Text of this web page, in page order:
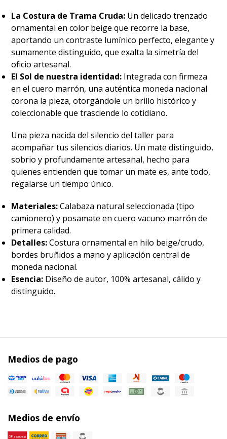
La Costura de Trama Cruda: Un delicado trenzado
ornamental en color beige que recorre la base,
aportando un contraste lumínico perfecto, elegante y
sumamente distinguido, que exalta la simetría del
oficio artesanal.
El Sol de nuestra identidad: Integrada con firmeza
en el cuero marrón, una auténtica moneda nacional
corona la pieza, otorgándole un brillo histórico y
coleccionable que trasciende lo cotidiano.
​Una pieza nacida del silencio del taller para
acompañar tus silencios diarios. Un mate distinguido,
sobrio y profundamente artesanal, hecho para
quienes entienden que tomar un mate es, ante todo,
regalarse un tiempo único.
Materiales:Calabaza natural seleccionada (tipo
camionero) y posamate en cuero vacuno marrón de
primera calidad.
Detalles:Costura ornamental en hilo beige/crudo,
bordes bruñidos a mano y aplicación central de
moneda nacional.
Esencia: Diseño de autor, 100% artesanal, cálido y
distinguido.
Medios de pago
Medios de envío